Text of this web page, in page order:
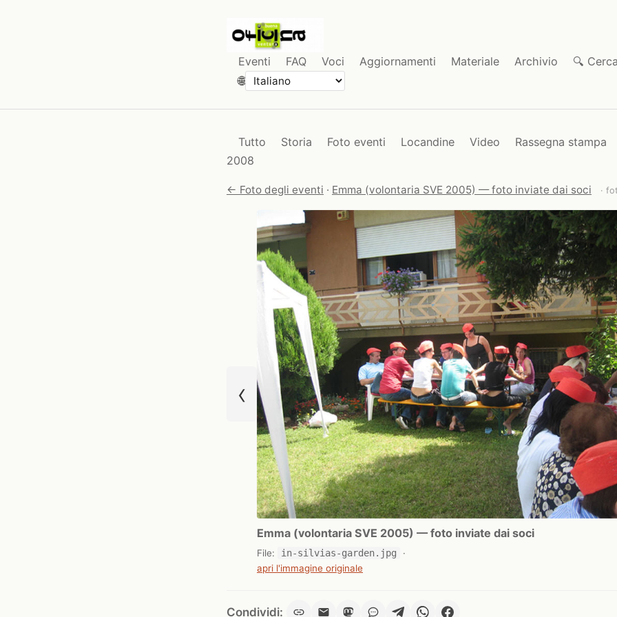
Eventi FAQ Voci Aggiornamenti Materiale Archivio
🔍
🌐
Tutto Storia Foto eventi Locandine Video
Rassegna stampa
2008
← Foto degli eventi · Emma (volontaria SVE 2005) — foto inviate dai soci ·
‹
Emma (volontaria SVE 2005) — foto inviate dai soci
File: in-silvias-garden.jpg
·
apri l'immagine originale
Condividi: